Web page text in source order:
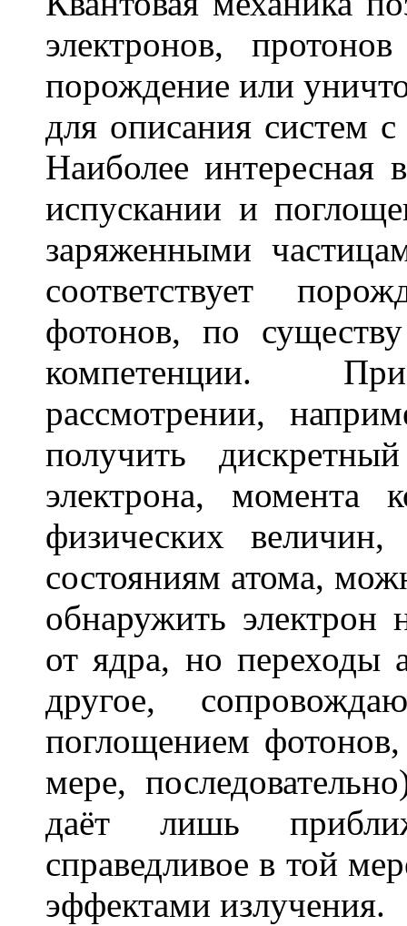
электронов,
порождение или
для описания систем
Наиболее интересная
испускании и
заряженными
соответствует
фотонов, по
компетенции. При
рассмотрении,
получить
электрона, момента
физических
состояниям атома,
обнаружить электрон
от ядра, но переходы
другое,
поглощением
мере,
даёт лишь
справедливое в той
эффектами излучения.